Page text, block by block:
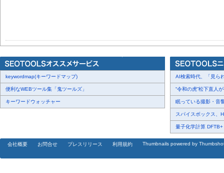
keywordmap(キーワードマップ)
便利なWEBツール集「鬼ツールズ」
キーワードウォッチャー
AI検索時代、「見ら
“令和の虎”松下直人
眠っている撮影・音
スパイスボックス、
量子化学計算
会社概要 お問合せ プレスリリース 利用規約 Thumbnails powered by